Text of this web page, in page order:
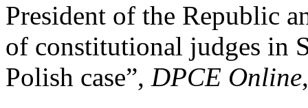
President of the Republic
of constitutional judges in
Polish case”, DPCE Online